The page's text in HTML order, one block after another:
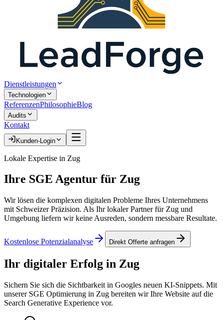
Dienstleistungen
Technologien
ReferenzenPhilosophieBlog
Audits
Kontakt
Kunden-Login
Lokale Expertise in Zug
Ihre SGE Agentur für Zug
Wir lösen die komplexen digitalen Probleme Ihres Unternehmens
mit Schweizer Präzision. Als Ihr lokaler Partner für Zug und
Umgebung liefern wir keine Ausreden, sondern messbare Resultate.
Kostenlose Potenzialanalyse Direkt Offerte anfragen
Ihr digitaler Erfolg in Zug
Sichern Sie sich die Sichtbarkeit in Googles neuen KI-Snippets. Mit
unserer SGE Optimierung in Zug bereiten wir Ihre Website auf die
Search Generative Experience vor.